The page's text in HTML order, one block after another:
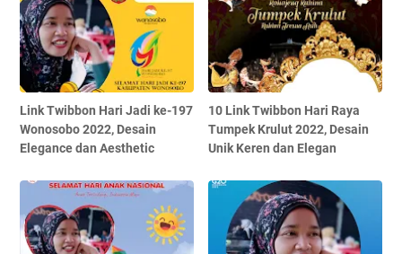
Link Twibbon Hari Jadi ke-197
Wonosobo 2022, Desain
Elegance dan Aesthetic
10 Link Twibbon Hari Raya
Tumpek Krulut 2022, Desain
Unik Keren dan Elegan